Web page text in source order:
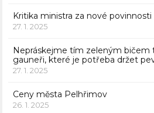
Kritika ministra za nové
27. 1. 2025
Nepráskejme tím zeleným bičem
gauneři, které je potřeba držet
27. 1. 2025
Ceny města Pelhřimov
26. 1. 2025